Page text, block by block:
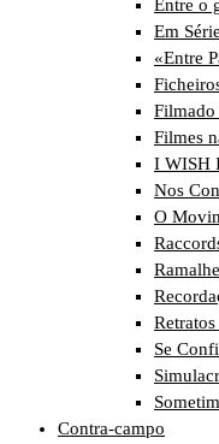
Entre o
Em Série
«Entre
Filmado
Filmes
I WISH
Nos
O
Se
Contra-campo